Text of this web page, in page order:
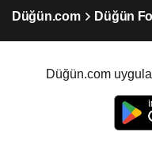
Düğün.com Düğün
Düğün.com